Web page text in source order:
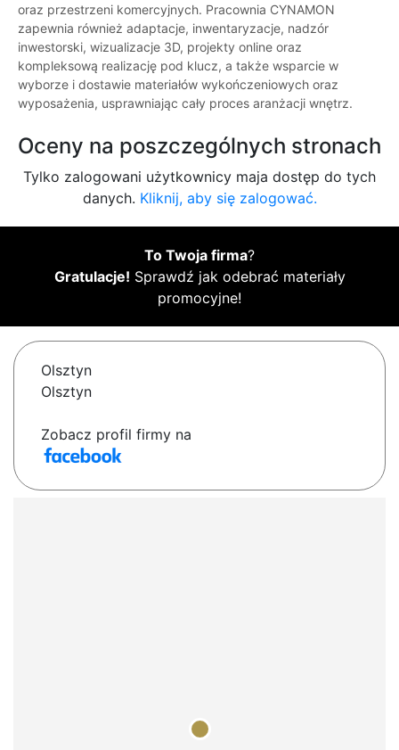
oraz przestrzeni komercyjnych. Pracownia CYNAMON
zapewnia również adaptacje, inwentaryzacje, nadzór
inwestorski, wizualizacje 3D, projekty online oraz
kompleksową realizację pod klucz, a także wsparcie w
wyborze i dostawie materiałów wykończeniowych oraz
wyposażenia, usprawniając cały proces aranżacji wnętrz.
Oceny na poszczególnych stronach
Tylko zalogowani użytkownicy maja dostęp do tych
danych. Kliknij, aby się zalogować.
To Twoja firma?
Gratulacje! Sprawdź jak odebrać materiały
promocyjne!
Olsztyn
Olsztyn
Zobacz profil firmy na